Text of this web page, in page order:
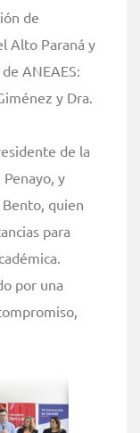
de
Alto Paraná y
ANEAES:
y Dra.
de la
y
Bento, quien
para
por una